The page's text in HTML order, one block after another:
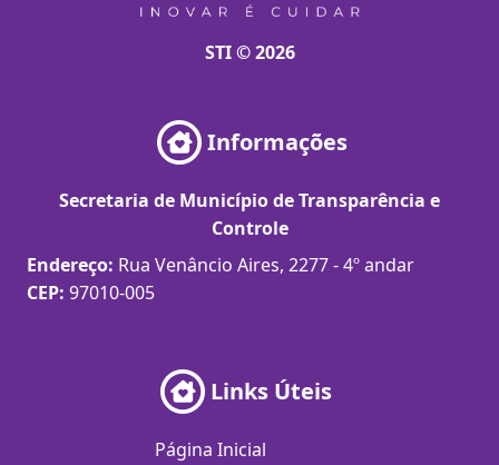
STI © 2026
Informações
Secretaria de Município de Transparência e
Controle
Endereço: Rua Venâncio Aires, 2277 - 4º andar
CEP: 97010-005
Links Úteis
Página Inicial